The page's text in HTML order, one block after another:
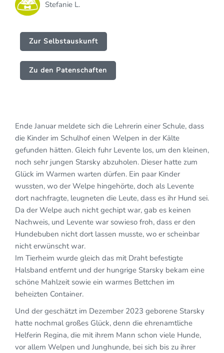
Stefanie L.
Zur Selbstauskunft
Zu den Patenschaften
Ende Januar meldete sich die Lehrerin einer Schule, dass
die Kinder im Schulhof einen Welpen in der Kälte
gefunden hätten. Gleich fuhr Levente los, um den kleinen,
noch sehr jungen Starsky abzuholen. Dieser hatte zum
Glück im Warmen warten dürfen. Ein paar Kinder
wussten, wo der Welpe hingehörte, doch als Levente
dort nachfragte, leugneten die Leute, dass es ihr Hund sei.
Da der Welpe auch nicht gechipt war, gab es keinen
Nachweis, und Levente war sowieso froh, dass er den
Hundebuben nicht dort lassen musste, wo er scheinbar
nicht erwünscht war.
Im Tierheim wurde gleich das mit Draht befestigte
Halsband entfernt und der hungrige Starsky bekam eine
schöne Mahlzeit sowie ein warmes Bettchen im
beheizten Container.
Und der geschätzt im Dezember 2023 geborene Starsky
hatte nochmal großes Glück, denn die ehrenamtliche
Helferin Regina, die mit ihrem Mann schon viele Hunde,
vor allem Welpen und Junghunde, bei sich bis zu ihrer